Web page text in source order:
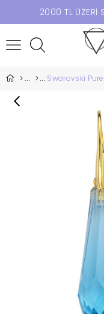
2000 TL ÜZERİ
Swarovski